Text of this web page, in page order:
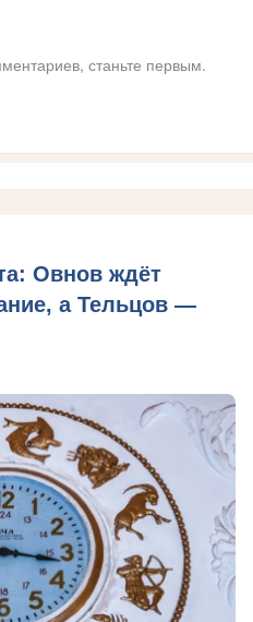
станьте первым.
Овнов ждёт
а Тельцов —